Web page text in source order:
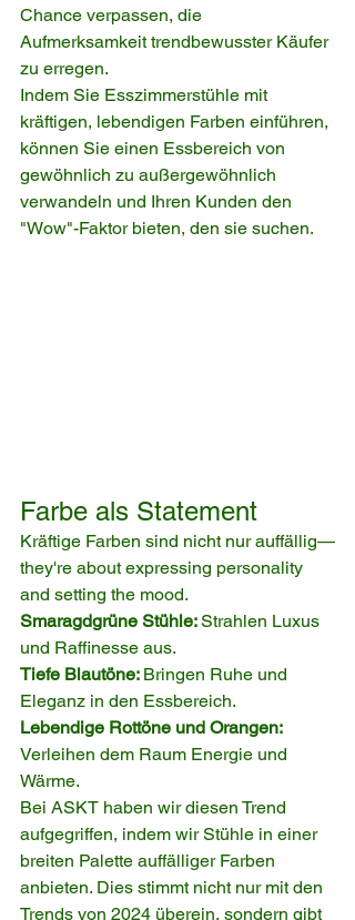
Chance verpassen, die
Aufmerksamkeit trendbewusster Käufer
zu erregen.
Indem Sie Esszimmerstühle mit
kräftigen, lebendigen Farben einführen,
können Sie einen Essbereich von
gewöhnlich zu außergewöhnlich
verwandeln und Ihren Kunden den
"Wow"-Faktor bieten, den sie suchen.
Farbe als Statement
Kräftige Farben sind nicht nur auffällig—
they're about expressing personality
and setting the mood.
Smaragdgrüne Stühle: Strahlen Luxus
und Raffinesse aus.
Tiefe Blautöne: Bringen Ruhe und
Eleganz in den Essbereich.
Lebendige Rottöne und Orangen:
Verleihen dem Raum Energie und
Wärme.
Bei ASKT haben wir diesen Trend
aufgegriffen, indem wir Stühle in einer
breiten Palette auffälliger Farben
anbieten. Dies stimmt nicht nur mit den
Trends von 2024 überein, sondern gibt